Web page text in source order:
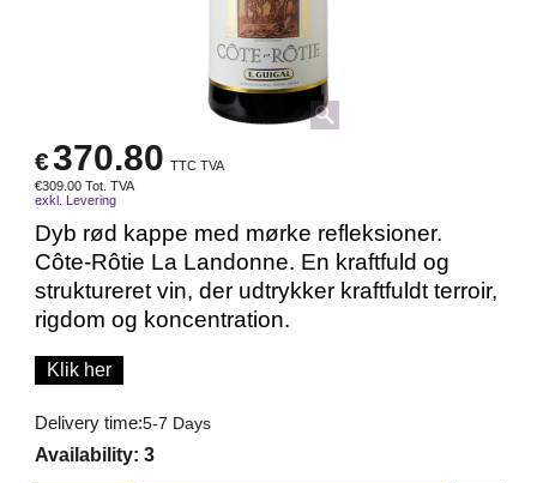
€370.80 TTC TVA
€309.00 Tot. TVA
exkl. Levering
Dyb rød kappe med mørke refleksioner.
Côte-Rôtie La Landonne. En kraftfuld og
struktureret vin, der udtrykker kraftfuldt terroir,
rigdom og koncentration.
Klik her
Delivery time:5-7 Days
Availability: 3